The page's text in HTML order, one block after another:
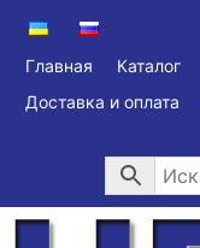
Главная Каталог
Доставка и оплата